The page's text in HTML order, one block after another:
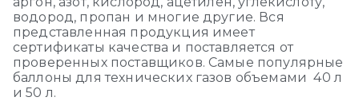
водород, пропан и многие другие. Вся
представленная продукция имеет
сертификаты качества и поставляется от
проверенных поставщиков. Самые популярные
баллоны для технических газов объемами 40 л
и 50 л.